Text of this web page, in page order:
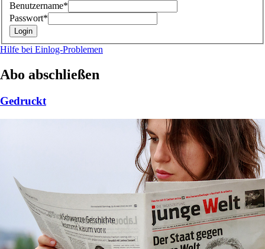
Benutzername*
Passwort*
Hilfe bei Einlog-Problemen
Abo abschließen
Gedruckt